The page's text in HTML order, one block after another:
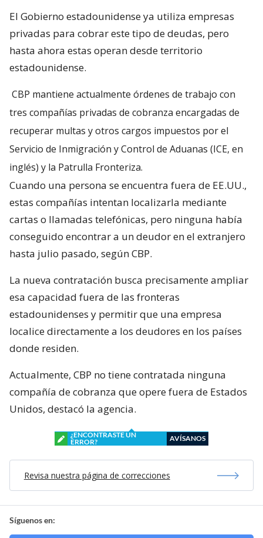
El Gobierno estadounidense ya utiliza empresas
privadas para cobrar este tipo de deudas, pero
hasta ahora estas operan desde territorio
estadounidense.
CBP mantiene actualmente órdenes de trabajo con
tres compañías privadas de cobranza encargadas de
recuperar multas y otros cargos impuestos por el
Servicio de Inmigración y Control de Aduanas (ICE, en
inglés) y la Patrulla Fronteriza.
Cuando una persona se encuentra fuera de EE.UU.,
estas compañías intentan localizarla mediante
cartas o llamadas telefónicas, pero ninguna había
conseguido encontrar a un deudor en el extranjero
hasta julio pasado, según CBP.
La nueva contratación busca precisamente ampliar
esa capacidad fuera de las fronteras
estadounidenses y permitir que una empresa
localice directamente a los deudores en los países
donde residen.
Actualmente, CBP no tiene contratada ninguna
compañía de cobranza que opere fuera de Estados
Unidos, destacó la agencia.
¿ENCONTRASTE UN
ERROR?
AVÍSANOS
Revisa nuestra página de correcciones
Síguenos en: